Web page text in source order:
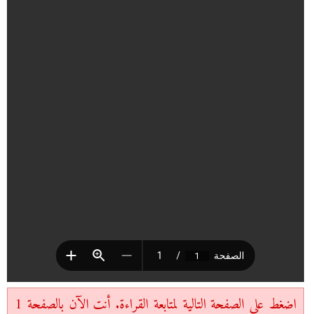
اضغط على الصفحة التالية لمتابعة القراءة. أنت الآن بالصفحة 1